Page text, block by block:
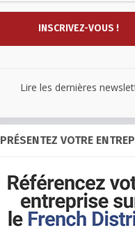
Lire les dernières
PRÉSENTEZ VOTRE